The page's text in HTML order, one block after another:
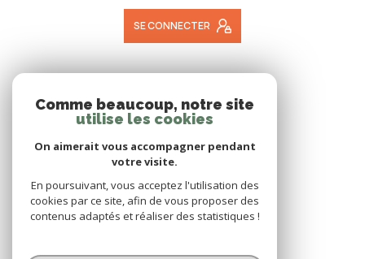
SE CONNECTER
NOUS ADHÉRONS
Comme beaucoup, notre site
utilise les cookies
On aimerait vous accompagner pendant
votre visite.
En poursuivant, vous acceptez l'utilisation des
cookies par ce site, afin de vous proposer des
contenus adaptés et réaliser des statistiques !